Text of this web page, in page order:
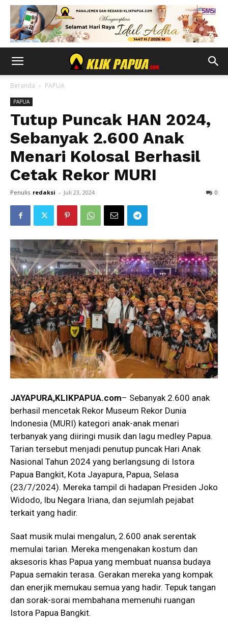
Beranda PAPUA
PAPUA
Tutup Puncak HAN 2024,
Sebanyak 2.600 Anak
Menari Kolosal Berhasil
Cetak Rekor MURI
Penulis redaksi - Juli 23, 2024 0
JAYAPURA,KLIKPAPUA.com– Sebanyak 2.600 anak
berhasil mencetak Rekor Museum Rekor Dunia
Indonesia (MURI) kategori anak-anak menari
terbanyak yang diiringi musik dan lagu medley Papua.
Tarian tersebut menjadi penutup puncak Hari Anak
Nasional Tahun 2024 yang berlangsung di Istora
Papua Bangkit, Kota Jayapura, Papua, Selasa
(23/7/2024). Mereka tampil di hadapan Presiden Joko
Widodo, Ibu Negara Iriana, dan sejumlah pejabat
terkait yang hadir.
Saat musik mulai mengalun, 2.600 anak serentak
memulai tarian. Mereka mengenakan kostum dan
aksesoris khas Papua yang membuat nuansa budaya
Papua semakin terasa. Gerakan mereka yang kompak
dan enerjik memukau semua yang hadir. Tepuk tangan
dan sorak-sorai membahana memenuhi ruangan
Istora Papua Bangkit.